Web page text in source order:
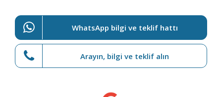
WhatsApp bilgi ve teklif hattı
Arayın, bilgi ve teklif alın